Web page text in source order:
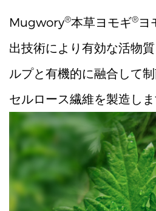
Mugwory®本草ヨモギ®ヨ
出技術により有効な活物
ルプと有機的に融合して
セルロース繊維を製造しま